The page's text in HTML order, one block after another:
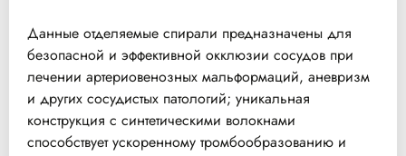
Данные отделяемые спирали предназначены для
безопасной и эффективной окклюзии сосудов при
лечении артериовенозных мальформаций, аневризм
и других сосудистых патологий; уникальная
конструкция с синтетическими волокнами
способствует ускоренному тромбообразованию и